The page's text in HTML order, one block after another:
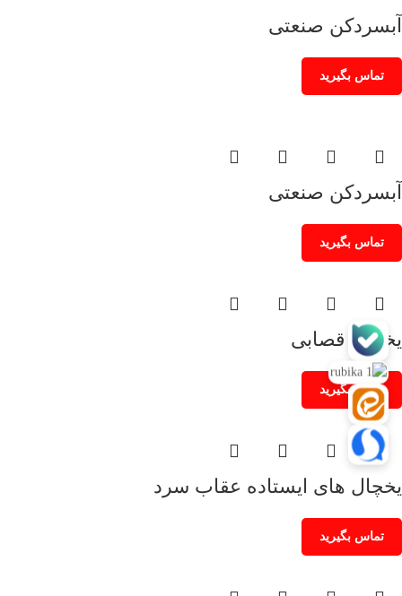
آبسردکن صنعتی
تماس بگیرید
آبسردکن صنعتی
تماس بگیرید
یخچال قصابی
تماس بگیرید
یخچال های ایستاده عقاب سرد
تماس بگیرید